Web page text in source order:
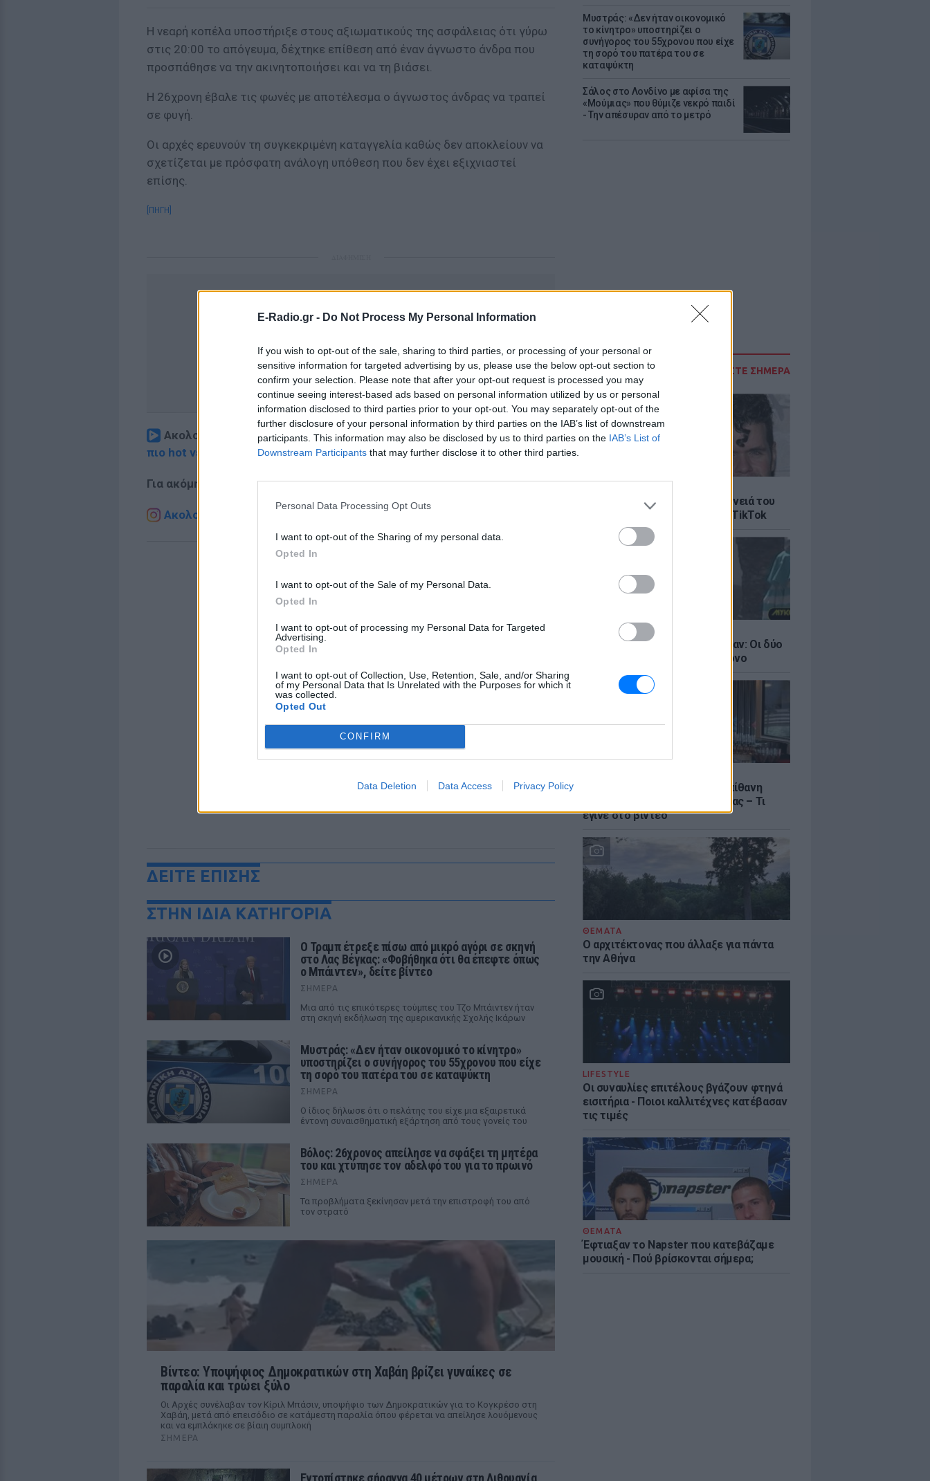
E-Radio.gr - Do Not Process My Personal Information
If you wish to opt-out of the sale, sharing to third parties, or processing of your personal or
sensitive information for targeted advertising by us, please use the below opt-out section to
confirm your selection. Please note that after your opt-out request is processed you may
continue seeing interest-based ads based on personal information utilized by us or personal
information disclosed to third parties prior to your opt-out. You may separately opt-out of the
further disclosure of your personal information by third parties on the IAB’s list of downstream
participants. This information may also be disclosed by us to third parties on the IAB’s List of
Downstream Participants that may further disclose it to other third parties.
Personal Data Processing Opt Outs
I want to opt-out of the Sharing of my personal data.
Opted In
I want to opt-out of the Sale of my Personal Data.
Opted In
I want to opt-out of processing my Personal Data for Targeted
Advertising.
Opted In
I want to opt-out of Collection, Use, Retention, Sale, and/or Sharing
of my Personal Data that Is Unrelated with the Purposes for which it
was collected.
Opted Out
CONFIRM
Data Deletion Data Access Privacy Policy
Μυστράς: «Δεν ήταν οικονομικό
το κίνητρο» υποστηρίζει ο
συνήγορος του 55χρονου που είχε
τη σορό του πατέρα του σε
καταψύκτη
Σάλος στο Λονδίνο με αφίσα της
«Μούμιας» που θύμιζε νεκρό παιδί
- Την απέσυραν από το μετρό
ΔΙΑΒΑΣΤΕ ΣΗΜΕΡΑ
Πέρεζ Χίλτον: Τι λέει η οικογένειά του
μετά το σοκαριστικό live στο TikTok
LIFESTYLE
Ζόε Σαλντάνα και Νικόλ Κίντμαν: Οι δύο
σταρ του Χόλιγουντ στη Μύκονο
Ο Γιώργος Μανίκας έστησε απίθανη
φάρσα σε υπάλληλο καφετέριας – Τι
έγινε στο βίντεο
ΘΕΜΑΤΑ
Ο αρχιτέκτονας που άλλαξε για πάντα
την Αθήνα
LIFESTYLE
Οι συναυλίες επιτέλους βγάζουν φτηνά
εισιτήρια - Ποιοι καλλιτέχνες κατέβασαν
τις τιμές
ΘΕΜΑΤΑ
Έφτιαξαν το Napster που κατεβάζαμε
μουσική - Πού βρίσκονται σήμερα;
Η νεαρή κοπέλα υποστήριξε στους αξιωματικούς της ασφάλειας ότι γύρω
στις 20:00 το απόγευμα, δέχτηκε επίθεση από έναν άγνωστο άνδρα που
προσπάθησε να την ακινητοποιήσει και να τη βιάσει.
Η 26χρονη έβαλε τις φωνές με αποτέλεσμα ο άγνωστος άνδρας να τραπεί
σε φυγή.
Οι αρχές ερευνούν τη συγκεκριμένη καταγγελία καθώς δεν αποκλείουν να
σχετίζεται με πρόσφατη ανάλογη υπόθεση που δεν έχει εξιχνιαστεί
επίσης.
[ΠΗΓΗ]
Ακολουθήστε το E-Radio.gr στοGoogle Newsκαι μάθετε πρώτοιτα
πιο hot νέα
Για ακόμη περισσότερανέα, μπείτε στηνροή ειδήσεωντου E-Daily.gr
Ακολουθήστε το E-Radio.gr και στο Instagram
ΔΙΑΦΗΜΙΣΗ
ΔΕΙΤΕ ΕΠΙΣΗΣ
ΣΤΗΝ ΙΔΙΑ ΚΑΤΗΓΟΡΙΑ
Ο Τραμπ έτρεξε πίσω από μικρό αγόρι σε σκηνή
στο Λας Βέγκας: «Φοβήθηκα ότι θα έπεφτε όπως
ο Μπάιντεν», δείτε βίντεο
ΣΉΜΕΡΑ
Μια από τις επικότερες τούμπες του Τζο Μπάιντεν ήταν
στη σκηνή εκδήλωση της αμερικανικής Σχολής Ικάρων
Μυστράς: «Δεν ήταν οικονομικό το κίνητρο»
υποστηρίζει ο συνήγορος του 55χρονου που είχε
τη σορό του πατέρα του σε καταψύκτη
ΣΉΜΕΡΑ
Ο ίδιος δήλωσε ότι ο πελάτης του είχε μια εξαιρετικά
έντονη συναισθηματική εξάρτηση από τους γονείς του
Βόλος: 26χρονος απείλησε να σφάξει τη μητέρα
του και χτύπησε τον αδελφό του για το πρωινό
ΣΉΜΕΡΑ
Τα προβλήματα ξεκίνησαν μετά την επιστροφή του από
τον στρατό
Βίντεο: Υποψήφιος Δημοκρατικών στη Χαβάη βρίζει γυναίκες σε
παραλία και τρώει ξύλο
Οι Αρχές συνέλαβαν τον Κίριλ Μπάσιν, υποψήφιο των Δημοκρατικών για το Κογκρέσο στη
Χαβάη, μετά από επεισόδιο σε κατάμεστη παραλία όπου φέρεται να απείλησε λουόμενους
και να εμπλάκηκε σε βίαιη συμπλοκή
ΣΉΜΕΡΑ
Εντοπίστηκε σήραγγα 40 μέτρων στη Λιθουανία